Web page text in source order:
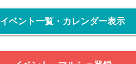
イベント一覧・カレンダー表示